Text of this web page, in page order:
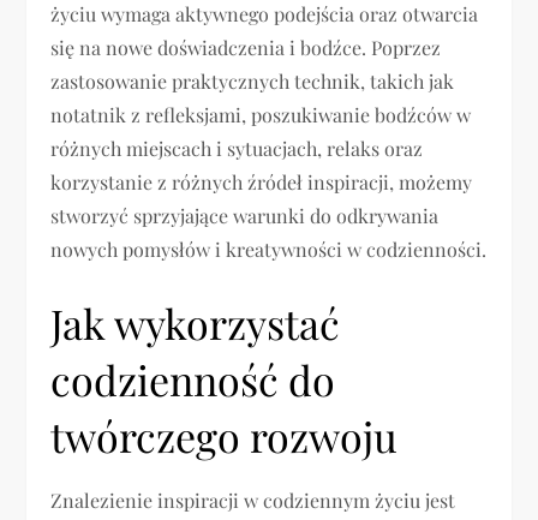
życiu wymaga aktywnego podejścia oraz otwarcia
się na nowe doświadczenia i bodźce. Poprzez
zastosowanie praktycznych technik, takich jak
notatnik z refleksjami, poszukiwanie bodźców w
różnych miejscach i sytuacjach, relaks oraz
korzystanie z różnych źródeł inspiracji, możemy
stworzyć sprzyjające warunki do odkrywania
nowych pomysłów i kreatywności w codzienności.
Jak wykorzystać
codzienność do
twórczego rozwoju
Znalezienie inspiracji w codziennym życiu jest